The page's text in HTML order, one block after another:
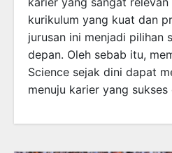
kurikulum yang kuat dan
jurusan ini menjadi pilihan
depan. Oleh sebab itu,
Science sejak dini dapat
menuju karier yang